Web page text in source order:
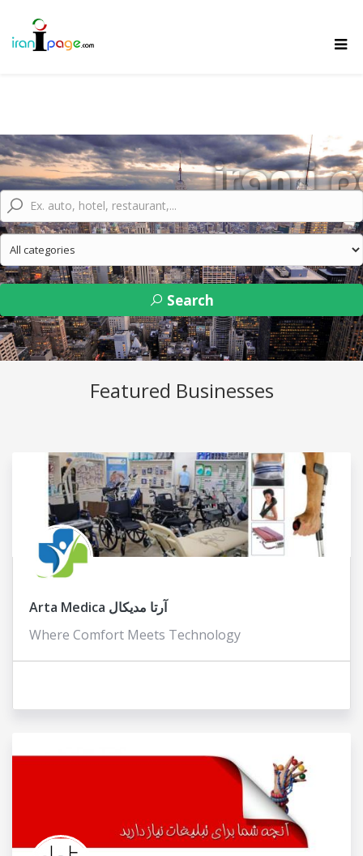
Search
Featured Businesses
Arta Medica آرتا مدیکال
Where Comfort Meets Technology